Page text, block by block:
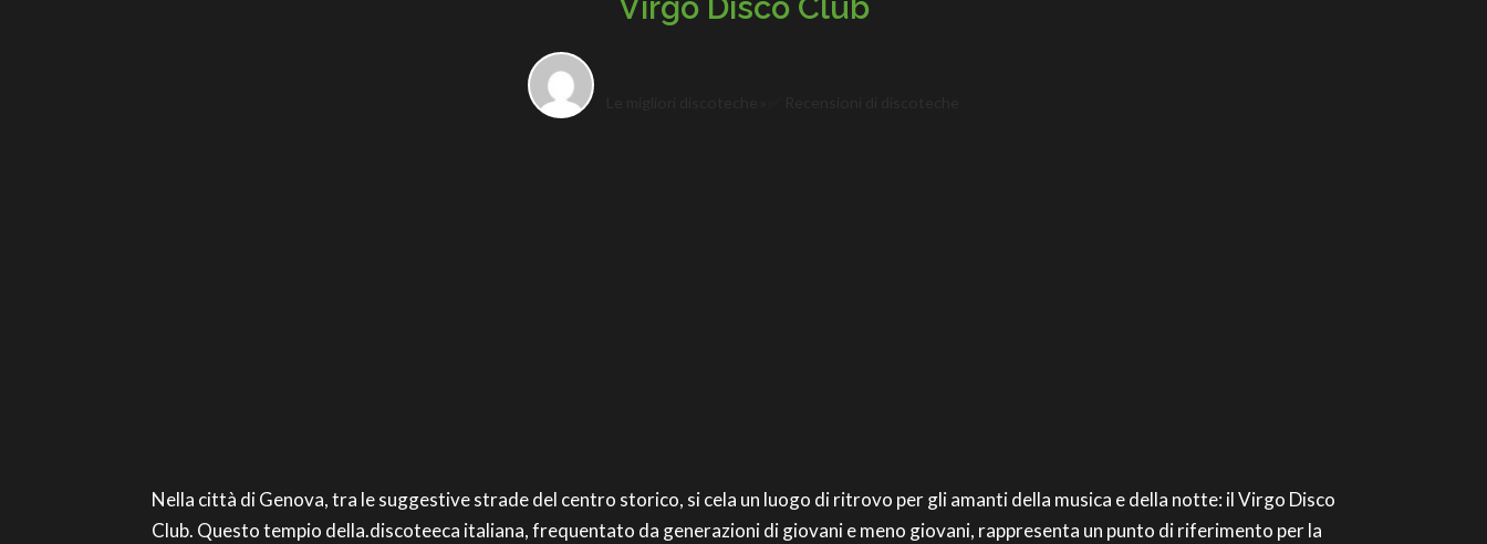
Virgo Disco Club
Nella città di Genova, tra le suggestive strade del centro storico, si cela un luogo di ritrovo per gli amanti della musica e della notte: il Virgo Disco
Club. Questo tempio della.discoteeca italiana, frequentato da generazioni di giovani e meno giovani, rappresenta un punto di riferimento per la